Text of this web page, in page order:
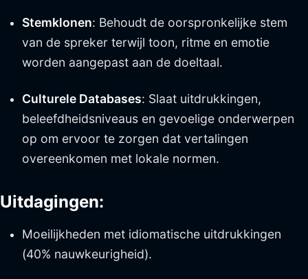
Stemklonen: Behoudt de oorspronkelijke stem
van de spreker terwijl toon, ritme en emotie
worden aangepast aan de doeltaal.
Culturele Databases: Slaat uitdrukkingen,
beleefdheidsniveaus en gevoelige onderwerpen
op om ervoor te zorgen dat vertalingen
overeenkomen met lokale normen.
Uitdagingen:
Moeilijkheden met idiomatische uitdrukkingen
(40% nauwkeurigheid).